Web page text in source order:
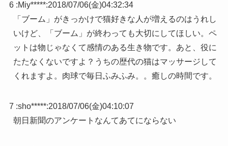
6 :Miy*****:2018/07/06(金)04:32:34
「ブーム」がきっかけで猫好きな人が増えるのはうれし
いけど、「ブーム」が終わっても大切にしてほしい。ペ
ットは物じゃなくて感情のある生き物です。あと、役に
たたなくないですよ？うちの歴代の猫はマッサージして
くれますよ。肉球で毎日ふみふみ。。癒しの時間です。
7 :sho*****:2018/07/06(金)04:10:07
朝日新聞のアンケートなんてあてにならない